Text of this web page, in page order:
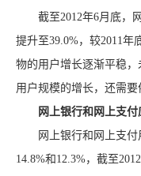
截至2012年6月底，网
提升至39.0%，较2011年
物的用户增长逐渐平稳
用户规模的增长，还需要
网上银行和网上支
网上银行和网上支付
14.8%和12.3%，截至